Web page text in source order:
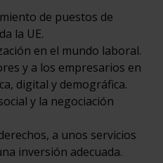
de puestos de
la UE.
en el mundo laboral.
y a los empresarios en
digital y demográfica.
y la negociación
a unos servicios
inversión adecuada.